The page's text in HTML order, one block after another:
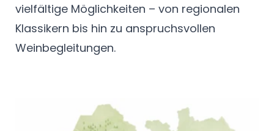
vielfältige Möglichkeiten – von regionalen
Klassikern bis hin zu anspruchsvollen
Weinbegleitungen.